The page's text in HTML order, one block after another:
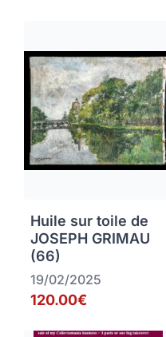
Huile sur toile de
JOSEPH GRIMAU
(66)
19/02/2025
120.00€